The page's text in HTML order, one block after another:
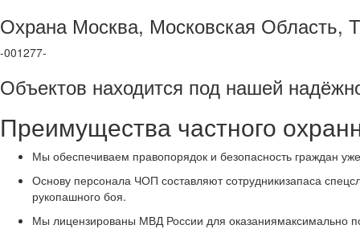
Охрана Москва, Московская Область,
-001277-
Объектов находится под нашей
Преимущества частного
Мы обеспечиваем правопорядок и безопасность граждан
Основу персонала ЧОП составляют сотрудникизапаса
рукопашного боя.
Мы лицензированы МВД России для оказаниямаксимально